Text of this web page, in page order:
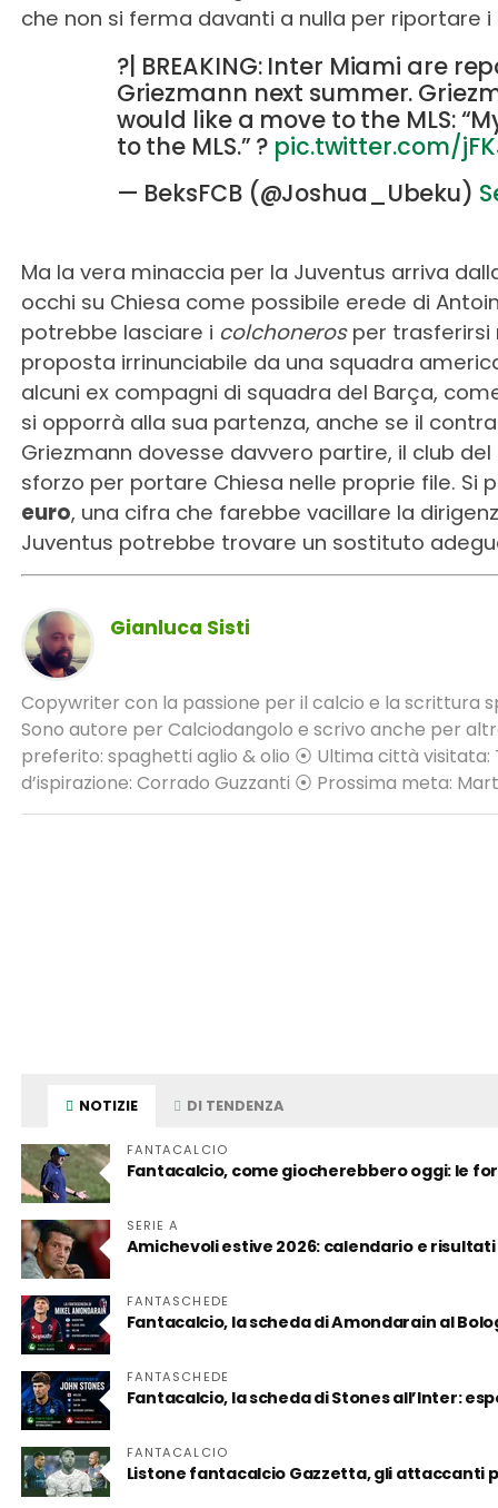
che non si ferma davanti a nulla per riportare i
?| BREAKING: Inter Miami are
Griezmann next summer.
would like a move to the MLS:
to the MLS.” ? pic.twitter.com/
— BeksFCB (@Joshua_Ubeku)
Ma la vera minaccia per la Juventus arriva
occhi su Chiesa come possibile erede di
potrebbe lasciare i colchonerosper trasferirsi
proposta irrinunciabile da una squadra
alcuni ex compagni di squadra del Barça,
si opporrà alla sua partenza, anche se il
Griezmann dovesse davvero partire, il club
sforzo per portare Chiesa nelle proprie file. Si
euro, una cifra che farebbe vacillare la
Juventus potrebbe trovare un sostituto
Gianluca Sisti
Copywriter con la passione per il calcio e la scrittura
Sono autore per Calciodangolo e scrivo anche per
preferito: spaghetti aglio & olio ⦿ Ultima città
d’ispirazione: Corrado Guzzanti ⦿ Prossima meta:
NOTIZIE DI TENDENZA
FANTACALCIO
Fantacalcio, come giocherebbero oggi: le
SERIE A
Amichevoli estive 2026: calendario e risultati
FANTASCHEDE
Fantacalcio, la scheda di Amondarain al
FANTASCHEDE
Fantacalcio, la scheda di Stones all’Inter:
FANTACALCIO
Listone fantacalcio Gazzetta, gli attaccanti